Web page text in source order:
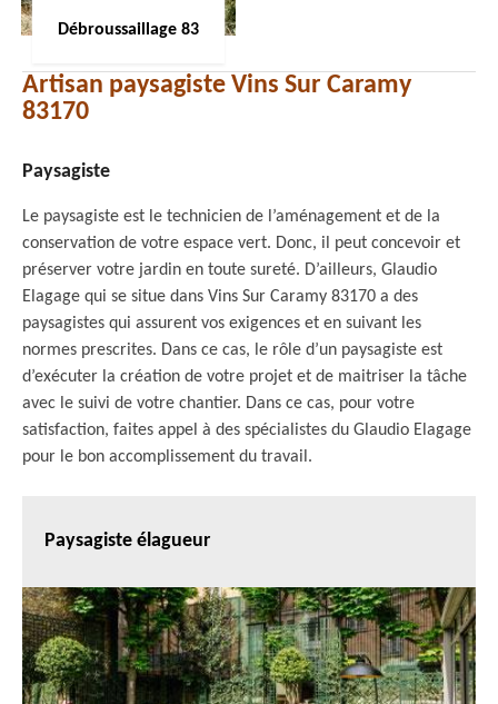
Débroussaillage 83
Artisan paysagiste Vins Sur Caramy
83170
Paysagiste
Le paysagiste est le technicien de l’aménagement et de la
conservation de votre espace vert. Donc, il peut concevoir et
préserver votre jardin en toute sureté. D’ailleurs, Glaudio
Elagage qui se situe dans Vins Sur Caramy 83170 a des
paysagistes qui assurent vos exigences et en suivant les
normes prescrites. Dans ce cas, le rôle d’un paysagiste est
d’exécuter la création de votre projet et de maitriser la tâche
avec le suivi de votre chantier. Dans ce cas, pour votre
satisfaction, faites appel à des spécialistes du Glaudio Elagage
pour le bon accomplissement du travail.
Paysagiste élagueur